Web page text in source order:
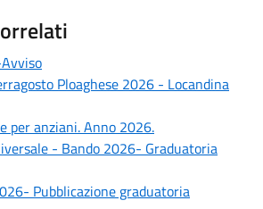
Ploaghese 2026 - Locandina
per anziani. Anno 2026.
- Bando 2026- Graduatoria
Pubblicazione graduatoria